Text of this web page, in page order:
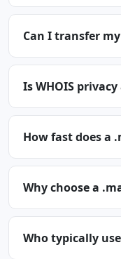
Can I transfer
Is WHOIS
How fast does a
Why choose a
Who typically